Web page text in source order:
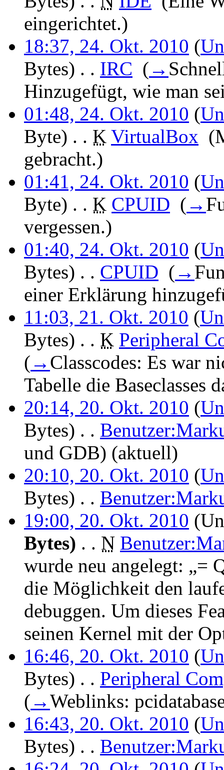
eingerichtet.)
18:37, 24. Okt. 2010 (
Bytes) . . IRC ( →
Hinzugefügt, wie man
01:48, 24. Okt. 2010 (
Byte) . . K VirtualBox
gebracht.)
01:41, 24. Okt. 2010 (
Byte) . . K CPUID ( →
vergessen.)
01:40, 24. Okt. 2010 (
Bytes) . . CPUID ( →
einer Erklärung
11:03, 21. Okt. 2010 (
Bytes) . . K Peripheral
( → Classcodes: Es war
Tabelle die Baseclasses
20:14, 20. Okt. 2010 (
Bytes) . .
und GDB) (aktuell)
20:10, 20. Okt. 2010 (
Bytes) . .
19:00, 20. Okt. 2010
Bytes) . . N
wurde neu angelegt: „=
die Möglichkeit den
debuggen. Um dieses
seinen Kernel mit der
16:46, 20. Okt. 2010 (
Bytes) . . Peripheral
( →Weblinks:
16:43, 20. Okt. 2010 (
Bytes) . .